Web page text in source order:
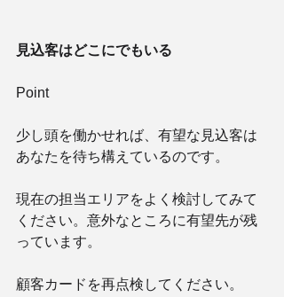
見込客はどこにでもいる
Point
少し頭を働かせれば、有望な見込客は
あなたを待ち構えているのです。
現在の担当エリアをよく検討してみて
ください。意外なところに有望先が残
っています。
顧客カードを再点検してください。